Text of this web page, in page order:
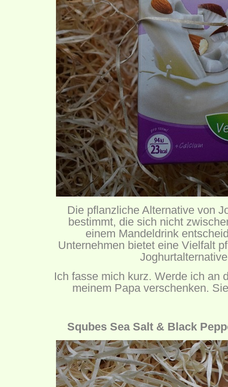
Die pflanzliche Alternative von
bestimmt, die sich nicht
einem Mandeldrink
Unternehmen bietet eine Vielfalt
Ich fasse mich kurz. Werde ich an
meinem Papa verschenken.
Squbes Sea Salt & Black